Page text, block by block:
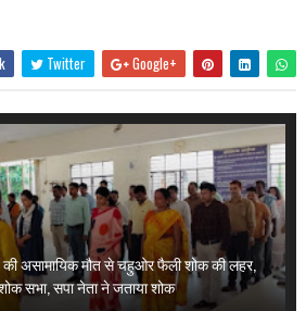
Twitter Google+
असामायिक मौत से चहुओर फैली शोक की लहर,
सभा, सपा नेता ने जताया शोक